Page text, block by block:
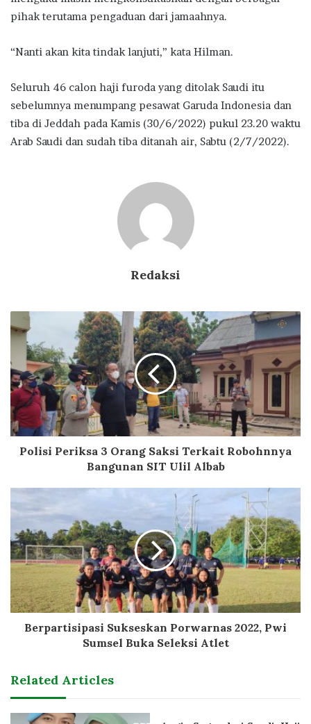
pihak terutama pengaduan dari jamaahnya.
“Nanti akan kita tindak lanjuti,” kata Hilman.
Seluruh 46 calon haji furoda yang ditolak Saudi itu
sebelumnya menumpang pesawat Garuda Indonesia dan
tiba di Jeddah pada Kamis (30/6/2022) pukul 23.20 waktu
Arab Saudi dan sudah tiba ditanah air, Sabtu (2/7/2022).
Redaksi
Polisi Periksa 3 Orang Saksi Terkait Robohnnya
Bangunan SIT Ulil Albab
Berpartisipasi Sukseskan Porwarnas 2022, Pwi
Sumsel Buka Seleksi Atlet
Related Articles